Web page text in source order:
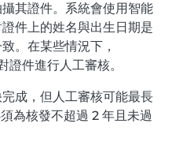
其證件。系統會使用智能
件上的姓名與出生日期是
。在某些情況下，
件進行人工審核。
成，但人工審核可能最長
為核發不超過 2 年且未過